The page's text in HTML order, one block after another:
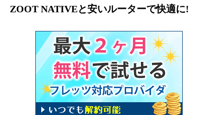
ZOOT NATIVEと安いルーターで快適に!